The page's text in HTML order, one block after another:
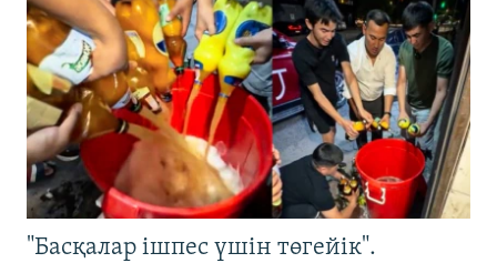
"Басқалар ішпес үшін төгейік".